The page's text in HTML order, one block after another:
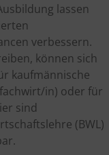
lassen
verbessern.
können sich
kaufmännische
in) oder für
sind
(BWL)